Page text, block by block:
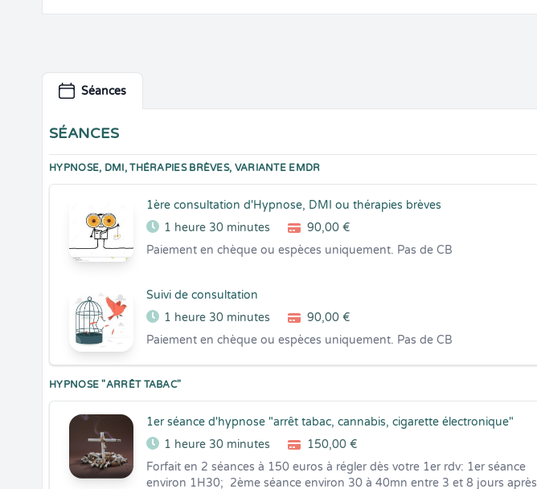
Séances
SÉANCES
HYPNOSE, DMI, THÉRAPIES BRÈVES, VARIANTE EMDR
1ère consultation d'Hypnose, DMI ou thérapies brèves
1 heure 30 minutes
90,00 €
Paiement en chèque ou espèces uniquement. Pas de CB
Suivi de consultation
1 heure 30 minutes
90,00 €
Paiement en chèque ou espèces uniquement. Pas de CB
HYPNOSE "ARRÊT TABAC"
1er séance d'hypnose "arrêt tabac, cannabis, cigarette électronique"
1 heure 30 minutes
150,00 €
Forfait en 2 séances à 150 euros à régler dès votre 1er rdv: 1er séance
environ 1H30;  2ème séance environ 30 à 40mn entre 3 et 8 jours après